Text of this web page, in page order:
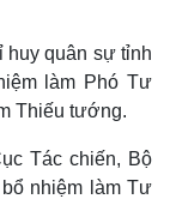
huy quân sự tỉnh
làm Phó Tư
Thiếu tướng.
Tác chiến, Bộ
nhiệm làm Tư